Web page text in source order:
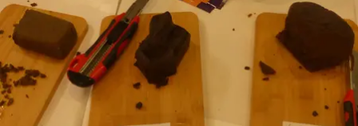
English (United States)
Spanish (Spain)
Spanish (Latin America)